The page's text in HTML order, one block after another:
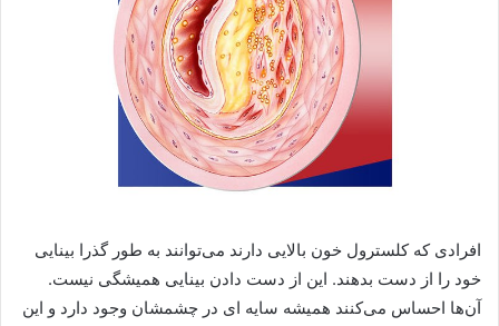
افرادی که کلسترول خون بالایی دارند می‌توانند به طور گذرا بینایی
خود را از دست بدهند. این از دست دادن بینایی همیشگی نیست.
آن‌ها احساس می‌کنند همیشه سایه ای در چشمشان وجود دارد و این